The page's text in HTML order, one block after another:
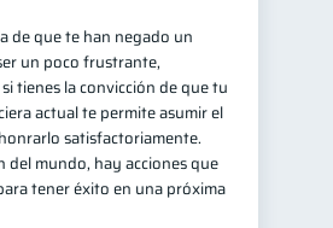
de que te han negado un
un poco frustrante,
tienes la convicción de que tu
actual te permite asumir el
satisfactoriamente.
del mundo, hay acciones que
tener éxito en una próxima